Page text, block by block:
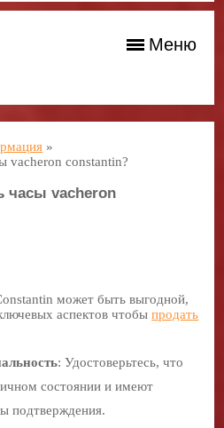
Меню
»
vacheron constantin?
часы vacheron
может быть выгодной,
аспектов чтобыпродать
: Удостоверьтесь, что
состоянии и имеют
подтверждения.